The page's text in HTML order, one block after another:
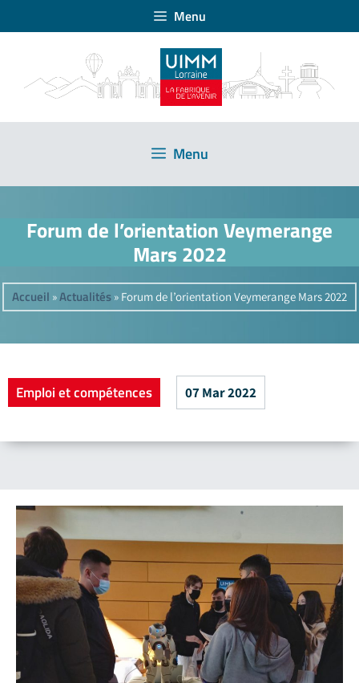
Menu
Menu
Forum de l’orientation Veymerange
Mars 2022
Accueil »Actualités » Forum de l’orientation Veymerange Mars 2022
Emploi et compétences 07 Mar 2022